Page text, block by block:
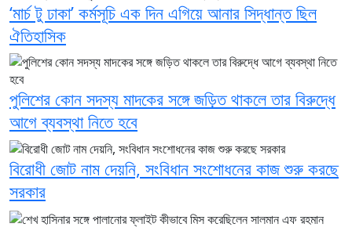
‘মার্চ টু ঢাকা’ কর্মসূচি এক দিন এগিয়ে আনার সিদ্ধান্ত ছিল
ঐতিহাসিক
পুলিশের কোন সদস্য মাদকের সঙ্গে জড়িত থাকলে তার বিরুদ্ধে
আগে ব্যবস্থা নিতে হবে
বিরোধী জোট নাম দেয়নি, সংবিধান সংশোধনের কাজ শুরু করছে
সরকার